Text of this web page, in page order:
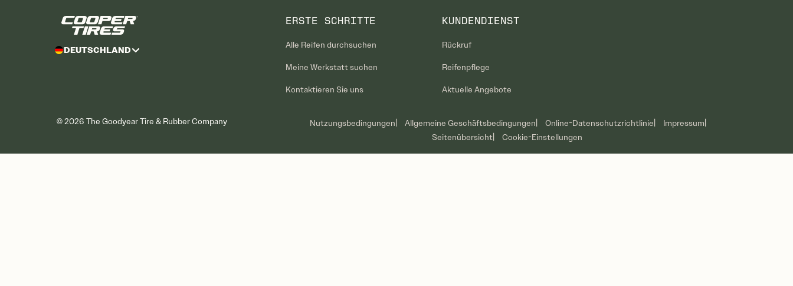
DEUTSCHLAND
ERSTE SCHRITTE
Alle Reifen durchsuchen
Meine Werkstatt suchen
Kontaktieren Sie uns
KUNDENDIENST
Rückruf
Reifenpflege
Aktuelle Angebote
©2026 The Goodyear Tire & Rubber Company Nutzungsbedingungen Allgemeine Geschäftsbedingungen Online-Datenschutzrichtlinie
Impressum
Seitenübersicht
Cookie-Einstellungen